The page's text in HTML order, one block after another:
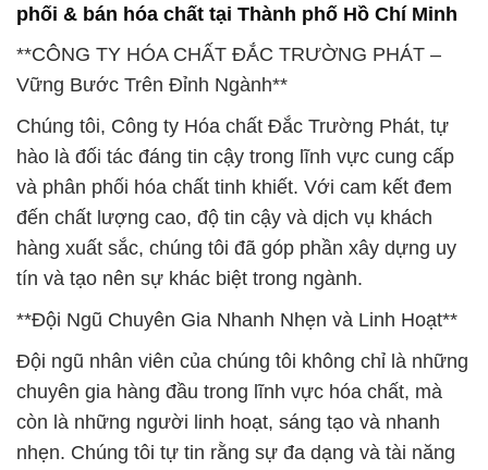
phối & bán hóa chất tại Thành phố Hồ Chí Minh
**CÔNG TY HÓA CHẤT ĐẮC TRƯỜNG PHÁT –
Vững Bước Trên Đỉnh Ngành**
Chúng tôi, Công ty Hóa chất Đắc Trường Phát, tự
hào là đối tác đáng tin cậy trong lĩnh vực cung cấp
và phân phối hóa chất tinh khiết. Với cam kết đem
đến chất lượng cao, độ tin cậy và dịch vụ khách
hàng xuất sắc, chúng tôi đã góp phần xây dựng uy
tín và tạo nên sự khác biệt trong ngành.
**Đội Ngũ Chuyên Gia Nhanh Nhẹn và Linh Hoạt**
Đội ngũ nhân viên của chúng tôi không chỉ là những
chuyên gia hàng đầu trong lĩnh vực hóa chất, mà
còn là những người linh hoạt, sáng tạo và nhanh
nhẹn. Chúng tôi tự tin rằng sự đa dạng và tài năng